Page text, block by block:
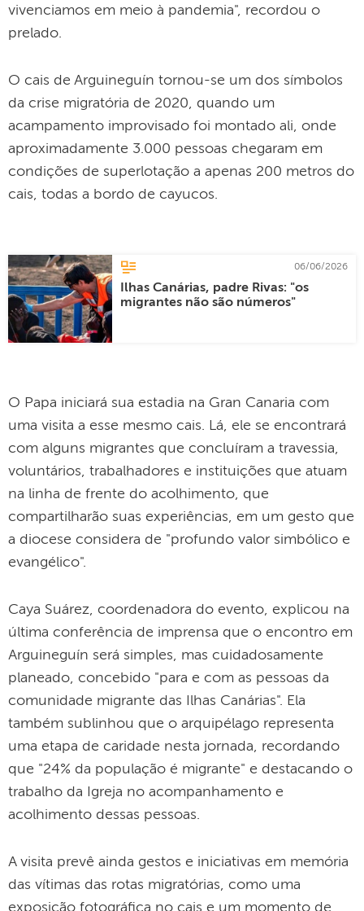
vivenciamos em meio à pandemia", recordou o
prelado.
O cais de Arguineguín tornou-se um dos símbolos
da crise migratória de 2020, quando um
acampamento improvisado foi montado ali, onde
aproximadamente 3.000 pessoas chegaram em
condições de superlotação a apenas 200 metros do
cais, todas a bordo de cayucos.
06/06/2026
Ilhas Canárias, padre Rivas: "os
migrantes não são números"
O Papa iniciará sua estadia na Gran Canaria com
uma visita a esse mesmo cais. Lá, ele se encontrará
com alguns migrantes que concluíram a travessia,
voluntários, trabalhadores e instituições que atuam
na linha de frente do acolhimento, que
compartilharão suas experiências, em um gesto que
a diocese considera de "profundo valor simbólico e
evangélico".
Caya Suárez, coordenadora do evento, explicou na
última conferência de imprensa que o encontro em
Arguineguín será simples, mas cuidadosamente
planeado, concebido "para e com as pessoas da
comunidade migrante das Ilhas Canárias". Ela
também sublinhou que o arquipélago representa
uma etapa de caridade nesta jornada, recordando
que "24% da população é migrante" e destacando o
trabalho da Igreja no acompanhamento e
acolhimento dessas pessoas.
A visita prevê ainda gestos e iniciativas em memória
das vítimas das rotas migratórias, como uma
exposição fotográfica no cais e um momento de